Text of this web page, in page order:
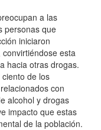
a las
personas que
iniciaron
esta
hacia otras drogas.
de los
con
alcohol y drogas
impacto que estas
de la población.